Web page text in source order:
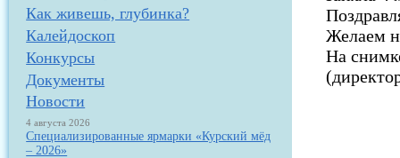
Как живешь, глубинка?
Калейдоскоп
Конкурсы
Документы
Новости
4 августа 2026
Специализированные ярмарки «Курский мёд
– 2026»
Желаем
На